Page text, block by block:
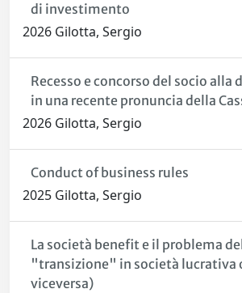
di investimento
2026 Gilotta, Sergio
Recesso e concorso del socio alla
in una recente pronuncia della
2026 Gilotta, Sergio
Conduct of business rules
2025 Gilotta, Sergio
La società benefit e il problema
"transizione" in società lucrativa
viceversa)